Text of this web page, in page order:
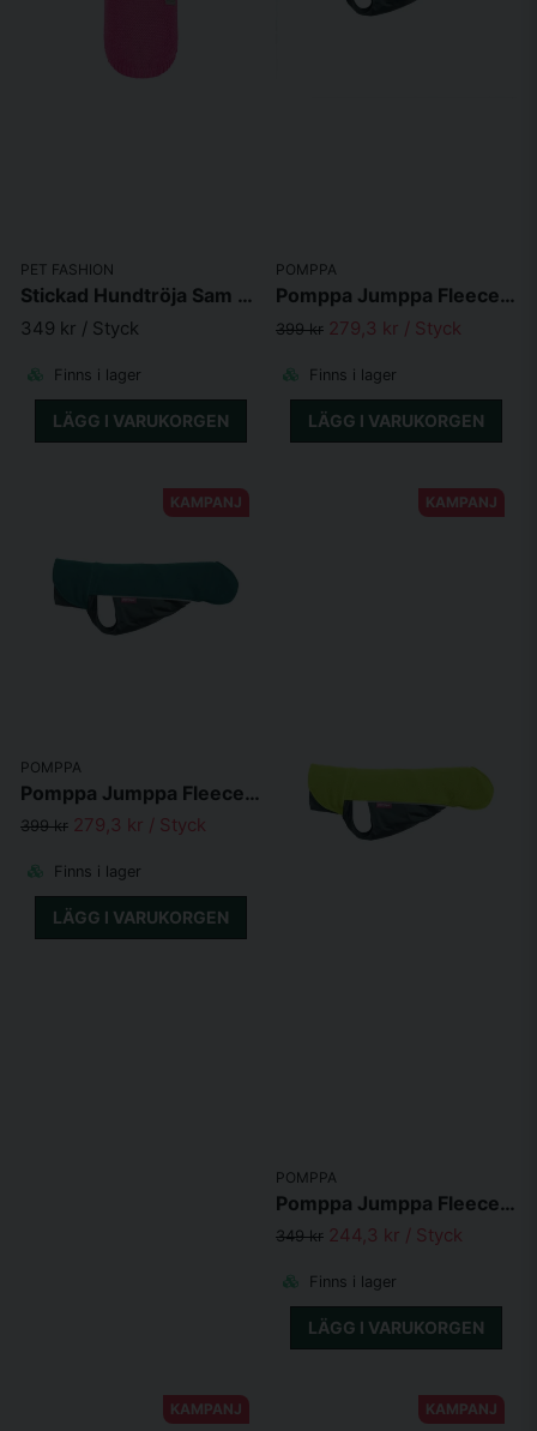
PET FASHION
Stickad Hundtröja Sam Rosa
349 kr / Styck
Finns i lager
LÄGG I VARUKORGEN
POMPPA
Pomppa Jumppa Fleecetäcke Aurora
399 kr 279,3 kr / Styck
Finns i lager
LÄGG I VARUKORGEN
POMPPA
Pomppa Jumppa Fleecetäcke Forest
399 kr 279,3 kr / Styck
Finns i lager
LÄGG I VARUKORGEN
KAMPANJ
POMPPA
Pomppa Jumppa Fleecetäcke Lime
349 kr 244,3 kr / Styck
Finns i lager
LÄGG I VARUKORGEN
KAMPANJ
KAMPANJ KAMPANJ